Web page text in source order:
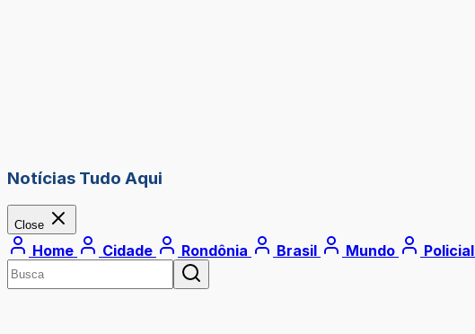
Notícias Tudo Aqui
Close
Home Cidade Rondônia Brasil Mundo Policial